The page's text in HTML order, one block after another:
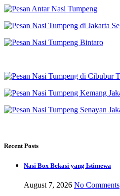
Recent Posts
Nasi Box Bekasi yang Istimewa
August 7, 2026 No Comments